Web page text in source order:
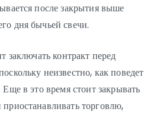
после закрытия выше
дня бычьей свечи.
заключать контракт перед
неизвестно, как поведет
в это время стоит закрывать
торговлю,